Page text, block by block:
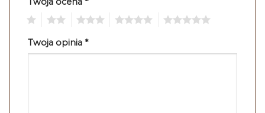
Twoja opinia *